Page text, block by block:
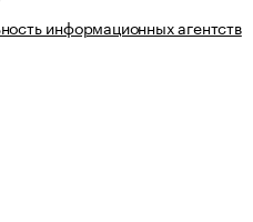
информационных агентств